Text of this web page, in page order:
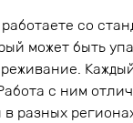
со
может быть
с ним
разных